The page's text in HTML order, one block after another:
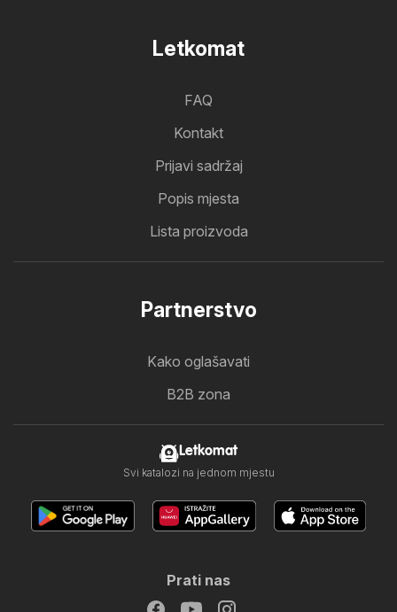
Letkomat
FAQ
Kontakt
Prijavi sadržaj
Popis mjesta
Lista proizvoda
Partnerstvo
Kako oglašavati
B2B zona
Letkomat
Svi katalozi na jednom mjestu
Prati nas